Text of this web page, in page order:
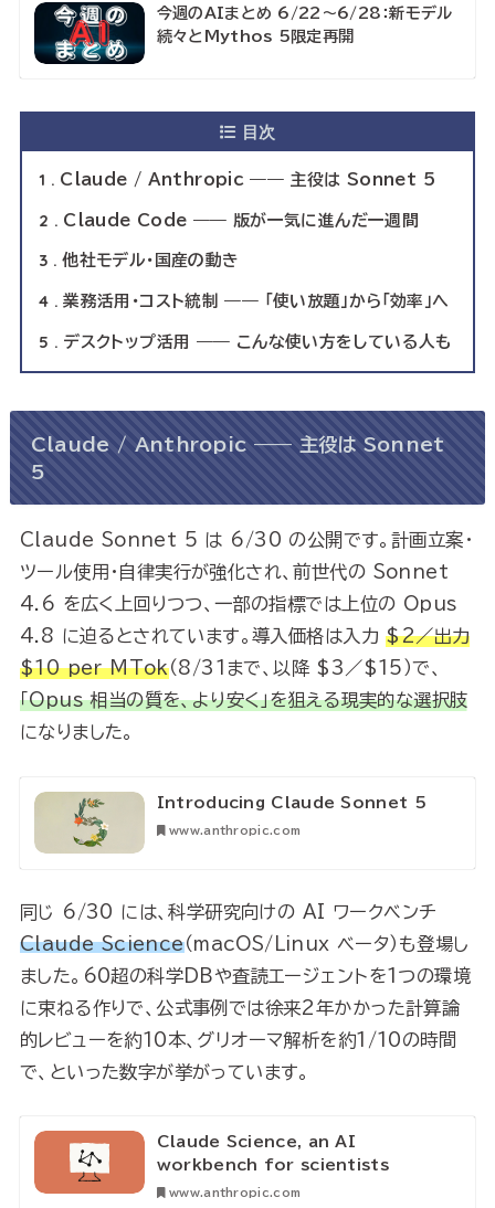
今週のAIまとめ 6/22〜6/28：新モデル
続々とMythos 5限定再開
目次
1 Claude / Anthropic —— 主役は Sonnet 5
2 Claude Code —— 版が一気に進んだ一週間
3 他社モデル・国産の動き
4 業務活用・コスト統制 —— 「使い放題」から「効率」へ
5 デスクトップ活用 —— こんな使い方をしている人も
Claude / Anthropic —— 主役は Sonnet
5
Claude Sonnet 5 は 6/30 の公開です。計画立案・
ツール使用・自律実行が強化され、前世代の Sonnet
4.6 を広く上回りつつ、一部の指標では上位の Opus
4.8 に迫るとされています。導入価格は入力$2／出力
$10 per MTok（8/31まで、以降 $3／$15）で、
「Opus 相当の質を、より安く」を狙える現実的な選択肢
になりました。
Introducing Claude Sonnet 5
www.anthropic.com
同じ 6/30 には、科学研究向けの AI ワークベンチ
Claude Science（macOS/Linux ベータ）も登場し
ました。60超の科学DBや査読エージェントを1つの環境
に束ねる作りで、公式事例では徐来2年かかった計算論
的レビューを約10本、グリオーマ解析を約1/10の時間
で、といった数字が挙がっています。
Claude Science, an AI
workbench for scientists
www.anthropic.com